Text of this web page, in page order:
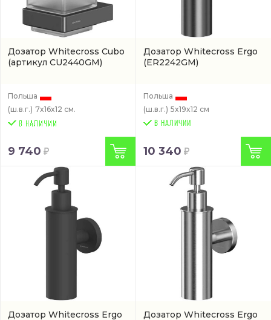
Дозатор Whitecross Cubo
(артикул CU2440GM)
Польша
(ш.в.г.) 7x16x12 см.
9 740
Дозатор Whitecross Ergo
(ER2242GM)
Польша
(ш.в.г.) 5x19x12 см
В НАЛИЧИИ
10 340
Дозатор Whitecross Ergo
Дозатор Whitecross Ergo